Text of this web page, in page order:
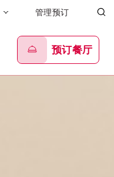
管理预订
预订餐厅